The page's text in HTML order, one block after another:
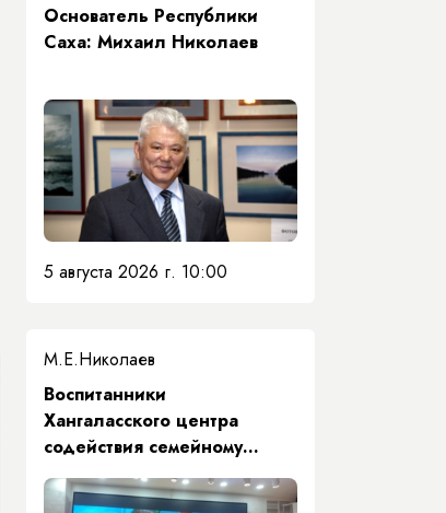
Основатель Республики
Саха: Михаил Николаев
5 августа 2026 г. 10:00
М.Е.Николаев
​Воспитанники
Хангаласского центра
содействия семейному
воспитанию почтили память
Первого Президента Якутии